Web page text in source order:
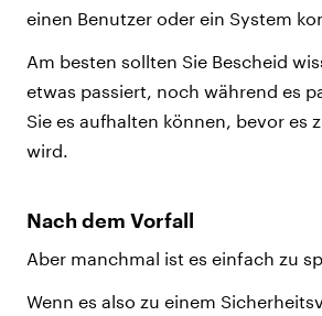
einen Benutzer oder ein System
Am besten sollten Sie Bescheid
etwas passiert, noch während es
Sie es aufhalten können, bevor es
wird.
Nach dem Vorfall
Aber manchmal ist es einfach zu
Wenn es also zu einem